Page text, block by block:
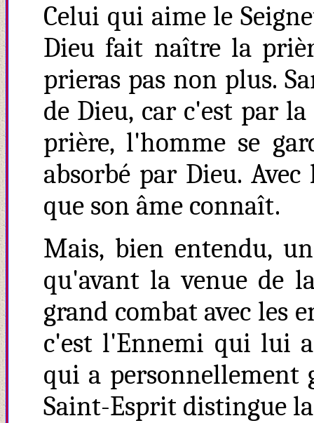
Celui qui aime le
Dieu fait naître la
prieras pas non plus.
de Dieu, car c'est par
prière, l'homme se
absorbé par Dieu.
que son âme connaît.
Mais, bien entendu,
qu'avant la venue de
grand combat avec les
c'est l'Ennemi qui lui
qui a personnellement
Saint-Esprit distingue